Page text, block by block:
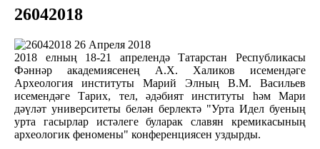
26042018
26 Апреля 2018
2018 елның 18-21 апрелендә Татарстан Республикасы
Фәннәр академиясенең А.Х. Халиков исемендәге
Археология институты Марий Элның В.М. Васильев
исемендәге Тарих, тел, әдәбият институты һәм Мари
дәүләт университеты белән берлектә "Урта Идел буеның
урта гасырлар истәлеге буларак славян кремикасының
археологик феномены" конференциясен уздырды.